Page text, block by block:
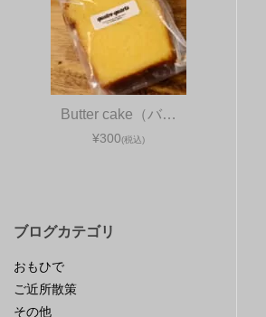
Butter cake（バ…
¥300(税込)
ブログカテゴリ
おもひで
ご近所散策
その他